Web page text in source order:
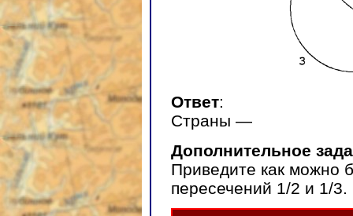
Ответ:
Страны —
Дополнительное
Приведите как можно
пересечений 1/2 и 1/3.